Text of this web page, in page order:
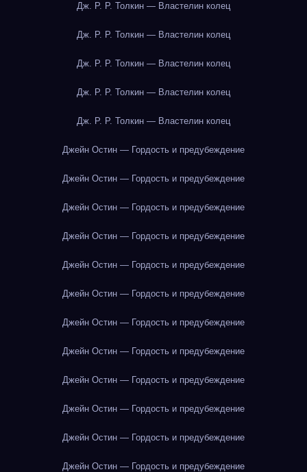
Дж. Р. Р. Толкин — Властелин колец
Дж. Р. Р. Толкин — Властелин колец
Дж. Р. Р. Толкин — Властелин колец
Дж. Р. Р. Толкин — Властелин колец
Дж. Р. Р. Толкин — Властелин колец
Джейн Остин — Гордость и предубеждение
Джейн Остин — Гордость и предубеждение
Джейн Остин — Гордость и предубеждение
Джейн Остин — Гордость и предубеждение
Джейн Остин — Гордость и предубеждение
Джейн Остин — Гордость и предубеждение
Джейн Остин — Гордость и предубеждение
Джейн Остин — Гордость и предубеждение
Джейн Остин — Гордость и предубеждение
Джейн Остин — Гордость и предубеждение
Джейн Остин — Гордость и предубеждение
Джейн Остин — Гордость и предубеждение